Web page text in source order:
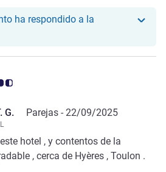
ha respondido a la
de Avis 4.5/5
G. Parejas - 22/09/2025
hotel , y contentos de la
, cerca de Hyères , Toulon .